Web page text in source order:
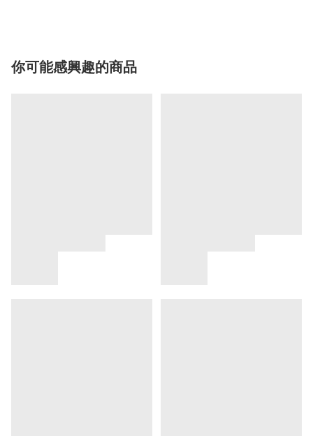
你可能感興趣的商品